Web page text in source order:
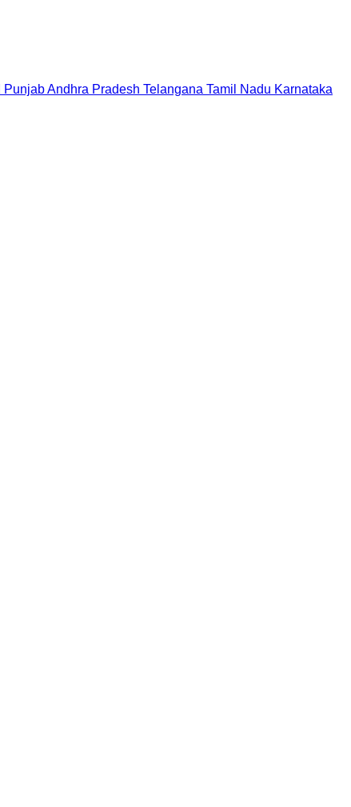
PunjabAndhra Pradesh Telangana Tamil Nadu Karnataka